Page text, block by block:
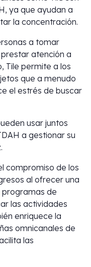
ya que ayudan a
la concentración.
a tomar
atención a
Tile permite a los
que a menudo
el estrés de buscar
usar juntos
a gestionar su
compromiso de los
al ofrecer una
programas de
las actividades
enriquece la
omnicanales de
las